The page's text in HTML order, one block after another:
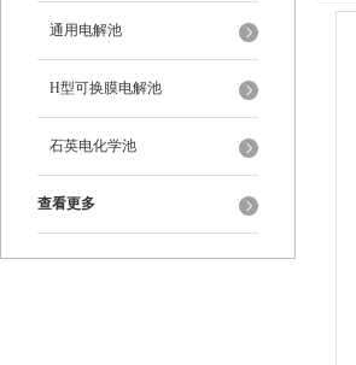
通用电解池
H型可换膜电解池
石英电化学池
查看更多